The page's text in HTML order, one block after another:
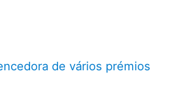
de vários prémios